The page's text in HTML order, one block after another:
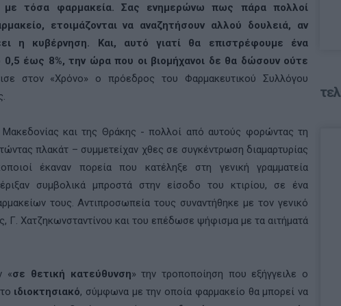
με τόσα φαρμακεία. Σας ενημερώνω πως πάρα πολλοί
ετοιμάζονται να αναζητήσουν αλλού δουλειά, αν
η κυβέρνηση. Και, αυτό γιατί θα επιστρέφουμε ένα
έως 8%, την ώρα που οι βιομήχανοι δε θα δώσουν ούτε
στον «Χρόνο» ο πρόεδρος του Φαρμακευτικού Συλλόγου
Μακεδονίας και της Θράκης - πολλοί από αυτούς φορώντας τη
πλακάτ – συμμετείχαν χθες σε συγκέντρωση διαμαρτυρίας
έκαναν πορεία που κατέληξε στη γενική γραμματεία
συμβολικά μπροστά στην είσοδο του κτιρίου, σε ένα
τους. Αντιπροσωπεία τους συναντήθηκε με τον γενικό
Γ. Χατζηκωνσταντίνου και του επέδωσε ψήφισμα με τα αιτήματά
«σε θετική κατεύθυνση» την τροποποίηση που εξήγγειλε ο
ιδιοκτησιακό, σύμφωνα με την οποία φαρμακείο θα μπορεί να